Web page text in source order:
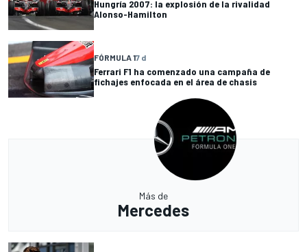
Hungría 2007: la explosión de la rivalidad
Alonso-Hamilton
FÓRMULA 17 d
Ferrari F1 ha comenzado una campaña de
fichajes enfocada en el área de chasis
Más de
Mercedes